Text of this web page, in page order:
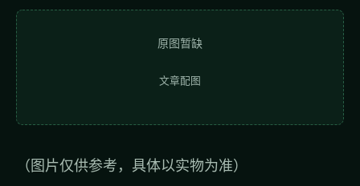
原图暂缺
文章配图
（图片仅供参考，具体以实物为准）